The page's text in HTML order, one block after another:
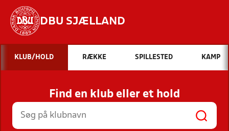
DBU SJÆLLAND
Hvad vil du søge efter?
INDHOLD OG NYHEDER
STILLINGER, RESULTATER, KLUBBER OG
HOLD
KLUB/HOLD RÆKKE SPILLESTED KAMP
Find en klub eller et hold